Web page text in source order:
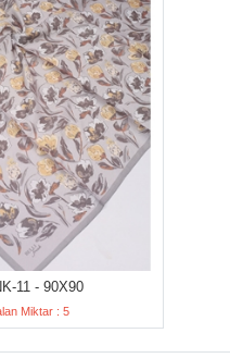
11 - 90X90
Miktar : 5